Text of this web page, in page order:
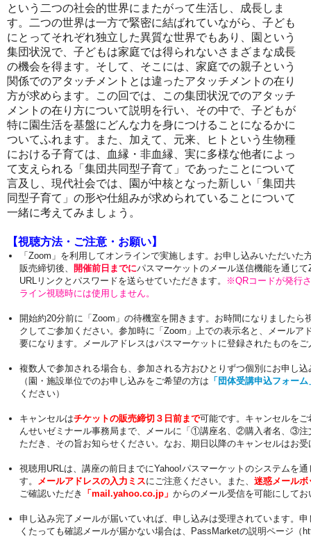
という二つの社会的世界にまたがって生活し、成長しま
す。二つの世界は一方で緊密に結ばれていながら、子ども
にとってそれぞれ独立した異質な世界でもあり、園という
集団状況で、子どもは家庭では得られないさまざまな成長
の機会を得ます。そして、そこには、家庭での親子という
関係でのアタッチメントとは違ったアタッチメントの在り
方が求めらます。この回では、この集団状況でのアタッチ
メントの在り方について説明を行い、その中で、子どもが
特に園生活を基盤にどんな力を身につけることになるかに
ついてふれます。また、加えて、元来、ヒトという生物種
における子育ては、血縁・非血縁、実に多様な他者によっ
て支えられる「集団共同型子育て」であったことについて
言及し、現代社会では、園が中核となった新しい「集団共
同型子育て」の形や仕組みが求められていることについて
一緒に考えてみましょう。
【視聴方法・ご注意・お願い】
「Zoom」を利用してオンラインで実施します。お申し込みいただいた
販売締切後、
開催前日までにパスマーケットのメール送信機能を通じて
URLリンクとパスワードを送らせていただきます。
※QRコードが発行
ライン視聴時には使用しません。
開始約20分前に「Zoom」の待機室を開きます。お時間になりましたら
クしてご参加ください。参加時に「Zoom」上での表示名と、メールア
要になります。メールアドレスはパスマーケットに登録されたものを
複数人で参加される場合も、参加される方おひとりずつ個別にお申し込
（園・施設単位でのお申し込みをご希望の方は 「団体受講申込フォーム
ください）
キャンセルはチケットの販売締切３日前まで可能です。キャンセルを
んせいゼミナール事務局まで、メールに「①講座名、②購入者名、③注
ただき、その旨お知らせください。なお、期日以降のキャンセルはお
視聴用URLは、講座の前日までにYahoo!パスマーケットのシステムを
す。 メールアドレスの入力ミスにご注意ください。また、 迷惑メールボ
ご確認いただき
「mail.yahoo.co.jp」 からのメール受信を可能にして
申し込み完了メールが届いていれば、申し込みは受理されています。
くたっても確認メールが届かない場合は、PassMarketの説明ページ（